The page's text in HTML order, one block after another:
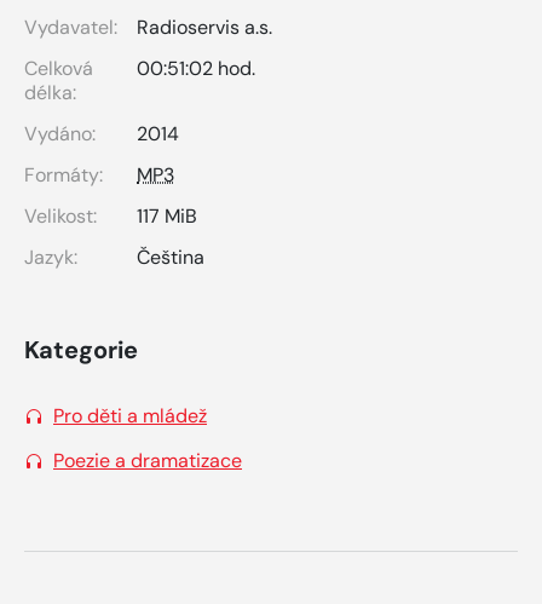
Vydavatel:
Radioservis a.s.
Celková
délka:
00:51:02 hod.
Vydáno:
2014
Formáty:
MP3
Velikost:
117 MiB
Jazyk:
Čeština
Kategorie
Pro děti a mládež
Poezie a dramatizace